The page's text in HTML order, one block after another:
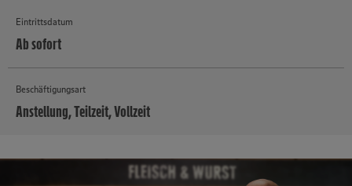
Eintrittsdatum
Ab sofort
Beschäftigungsart
Anstellung, Teilzeit, Vollzeit